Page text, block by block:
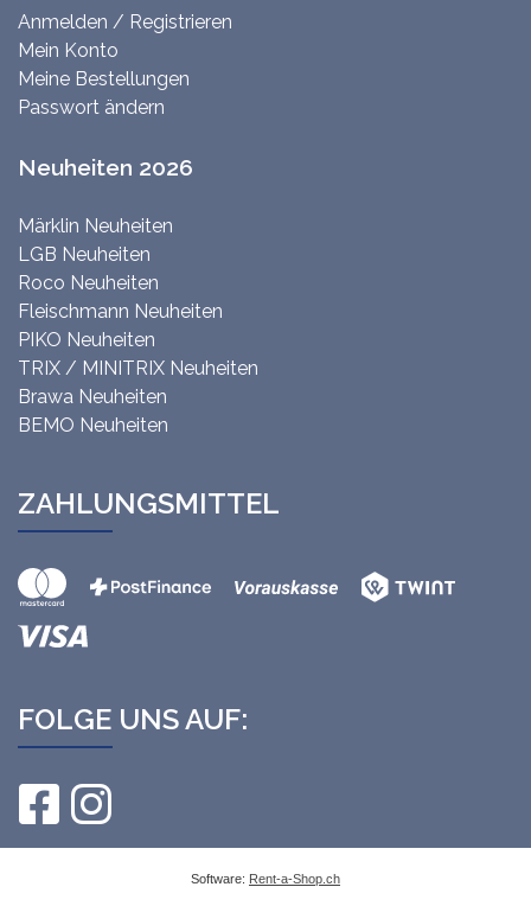
Anmelden / Registrieren
Mein Konto
Meine Bestellungen
Passwort ändern
Neuheiten 2026
Märklin Neuheiten
LGB Neuheiten
Roco Neuheiten
Fleischmann Neuheiten
PIKO Neuheiten
TRIX / MINITRIX Neuheiten
Brawa Neuheiten
BEMO Neuheiten
ZAHLUNGSMITTEL
FOLGE UNS AUF:
Software: Rent-a-Shop.ch